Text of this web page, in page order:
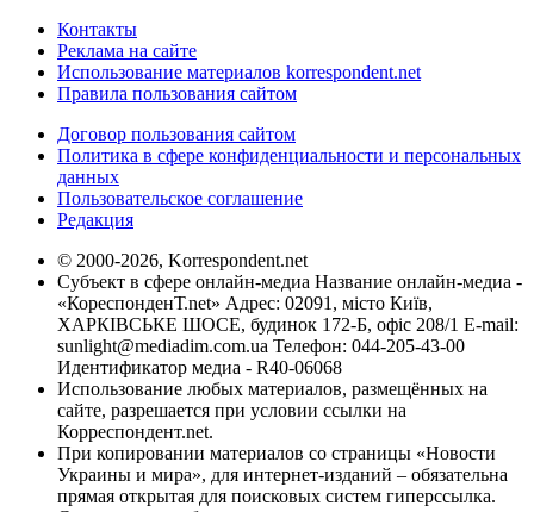
Контакты
Реклама на сайте
Использование материалов korrespondent.net
Правила пользования сайтом
Договор пользования сайтом
Политика в сфере конфиденциальности и персональных
данных
Пользовательское соглашение
Редакция
© 2000-2026, Korrespondent.net
Субъект в сфере онлайн-медиа Название онлайн-медиа -
«КореспонденТ.net» Адрес: 02091, місто Київ,
ХАРКІВСЬКЕ ШОСЕ, будинок 172-Б, офіс 208/1 E-mail:
sunlight@mediadim.com.ua Телефон: 044-205-43-00
Идентификатор медиа - R40-06068
Использование любых материалов, размещённых на
сайте, разрешается при условии ссылки на
Корреспондент.net.
При копировании материалов со страницы «Новости
Украины и мира», для интернет-изданий – обязательна
прямая открытая для поисковых систем гиперссылка.